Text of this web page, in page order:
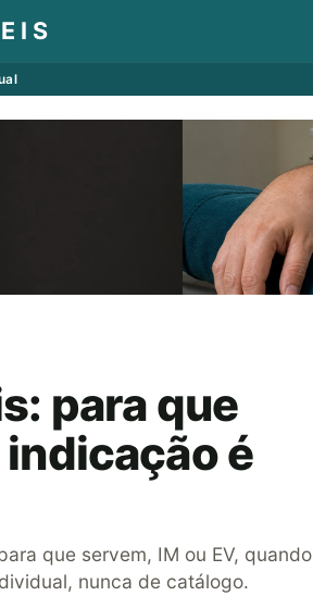
para que
é
que servem, IM ou EV, quando
nunca de catálogo.